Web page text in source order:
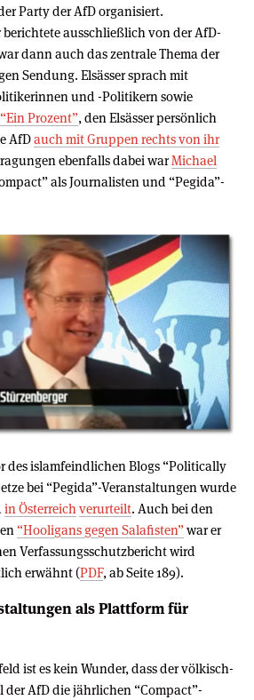
Party der AfD organisiert.
berichtete ausschließlich von der AfD-
dann auch das zentrale Thema der
Sendung. Elsässer sprach mit
und -Politikern sowie
Prozent”, den Elsässer persönlich
AfDauch mit Gruppen rechts von ihr
ebenfalls dabei warMichael
als Journalisten und “Pegida”-
des islamfeindlichen Blogs “Politically
bei “Pegida”-Veranstaltungen wurde
in Österreichverurteilt. Auch bei den
“Hooligans gegen Salafisten”war er
Verfassungsschutzbericht wird
erwähnt (PDF, ab Seite 189).
als Plattform für
ist es kein Wunder, dass der völkisch-
AfD die jährlichen “Compact”-